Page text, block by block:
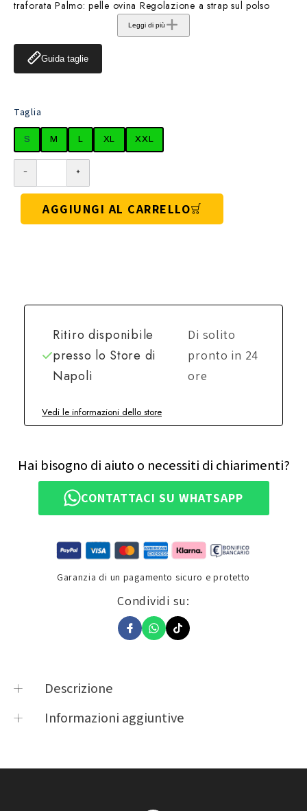
traforata Palmo: pelle ovina Regolazione a strap sul polso
Leggi di più
Guida taglie
Taglia
S M L XL XXL
AGGIUNGI AL CARRELLO
Ritiro disponibile
presso lo Store di
Napoli
Di solito
pronto in 24
ore
Vedi le informazioni dello store
Hai bisogno di aiuto o necessiti di chiarimenti?
CONTATTACI SU WHATSAPP
Garanzia di un pagamento sicuro e protetto
Condividi su:
Descrizione
DESCRIZIONE PRODOTTO Dettagli Dorso: pelle
ovina traforata Palmo: pelle ovina Regolazione a
Informazioni aggiuntive
Product vendor